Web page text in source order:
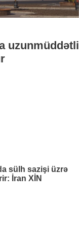
uzunmüddətli
sülh sazişi üzrə
İran XİN